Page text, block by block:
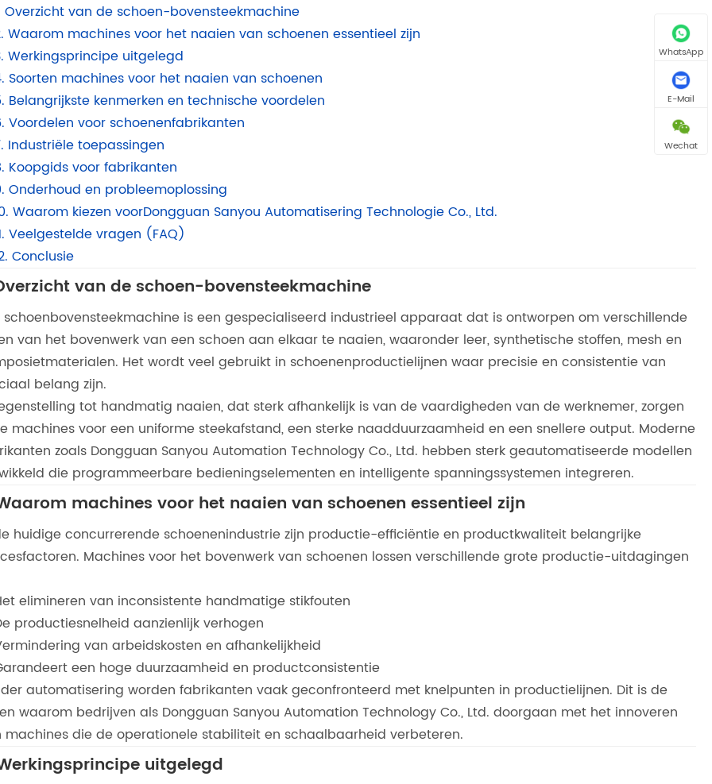
Overzicht van de schoen-bovensteekmachine
Waarom machines voor het naaien van schoenen essentieel zijn
Werkingsprincipe uitgelegd
Soorten machines voor het naaien van schoenen
Belangrijkste kenmerken en technische voordelen
Voordelen voor schoenenfabrikanten
Industriële toepassingen
Koopgids voor fabrikanten
Onderhoud en probleemoplossing
Waarom kiezen voorDongguan Sanyou Automatisering Technologie Co., Ltd.
Veelgestelde vragen (FAQ)
Conclusie
van de schoen-bovensteekmachine
schoenbovensteekmachine is een gespecialiseerd industrieel apparaat dat is ontworpen om verschillende
van het bovenwerk van een schoen aan elkaar te naaien, waaronder leer, synthetische stoffen, mesh en
Het wordt veel gebruikt in schoenenproductielijnen waar precisie en consistentie van
belang zijn.
tot handmatig naaien, dat sterk afhankelijk is van de vaardigheden van de werknemer, zorgen
machines voor een uniforme steekafstand, een sterke naadduurzaamheid en een snellere output. Moderne
zoals Dongguan Sanyou Automation Technology Co., Ltd. hebben sterk geautomatiseerde modellen
die programmeerbare bedieningselementen en intelligente spanningssystemen integreren.
machines voor het naaien van schoenen essentieel zijn
huidige concurrerende schoenenindustrie zijn productie-efficiëntie en productkwaliteit belangrijke
Machines voor het bovenwerk van schoenen lossen verschillende grote productie-uitdagingen
elimineren van inconsistente handmatige stikfouten
productiesnelheid aanzienlijk verhogen
van arbeidskosten en afhankelijkheid
een hoge duurzaamheid en productconsistentie
automatisering worden fabrikanten vaak geconfronteerd met knelpunten in productielijnen. Dit is de
waarom bedrijven als Dongguan Sanyou Automation Technology Co., Ltd. doorgaan met het innoveren
machines die de operationele stabiliteit en schaalbaarheid verbeteren.
uitgelegd
WhatsApp
E-Mail
Wechat